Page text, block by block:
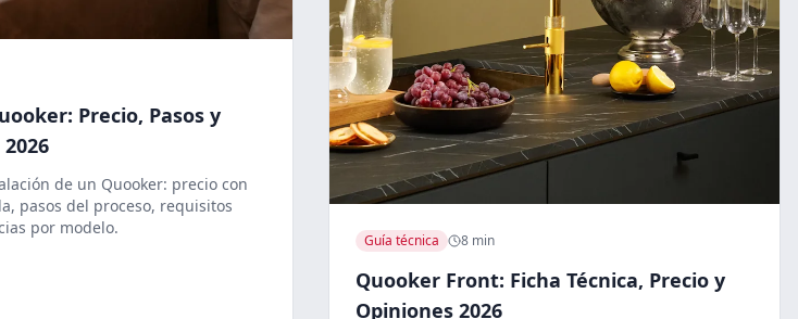
Precio, Pasos y
de un Quooker: precio con
pasos del proceso, requisitos
por modelo.
Guía técnica 8 min
Quooker Front: Ficha Técnica, Precio y
Opiniones 2026